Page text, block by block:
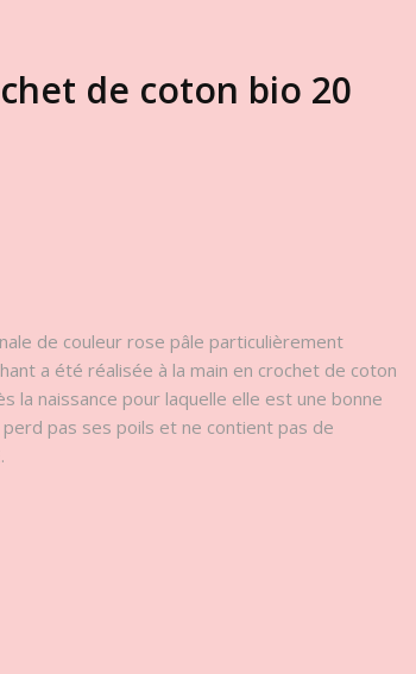
de coton bio 20
de couleur rose pâle particulièrement
a été réalisée à la main en crochet de coton
la naissance pour laquelle elle est une bonne
pas ses poils et ne contient pas de